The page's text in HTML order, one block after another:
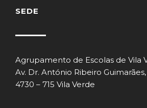
SEDE
Agrupamento de Escolas de Vila
Av. Dr. António Ribeiro Guimarães,
4730 – 715 Vila Verde